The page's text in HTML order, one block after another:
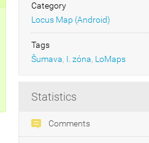
Category
Locus Map (Android)
Tags
Šumava, I. zóna, LoMaps
Statistics
Comments